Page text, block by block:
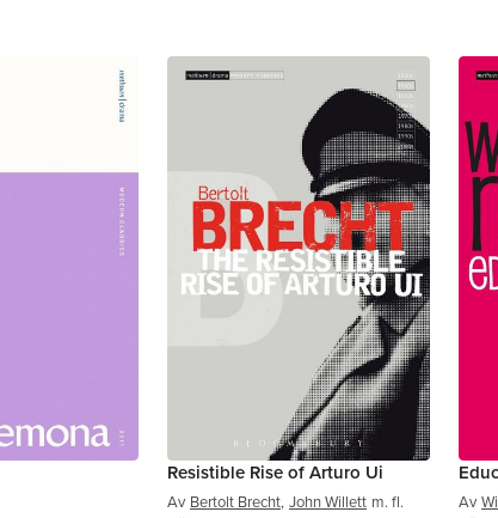
Resistible Rise of Arturo Ui
Av Bertolt Brecht, John Willett m. fl.
Av